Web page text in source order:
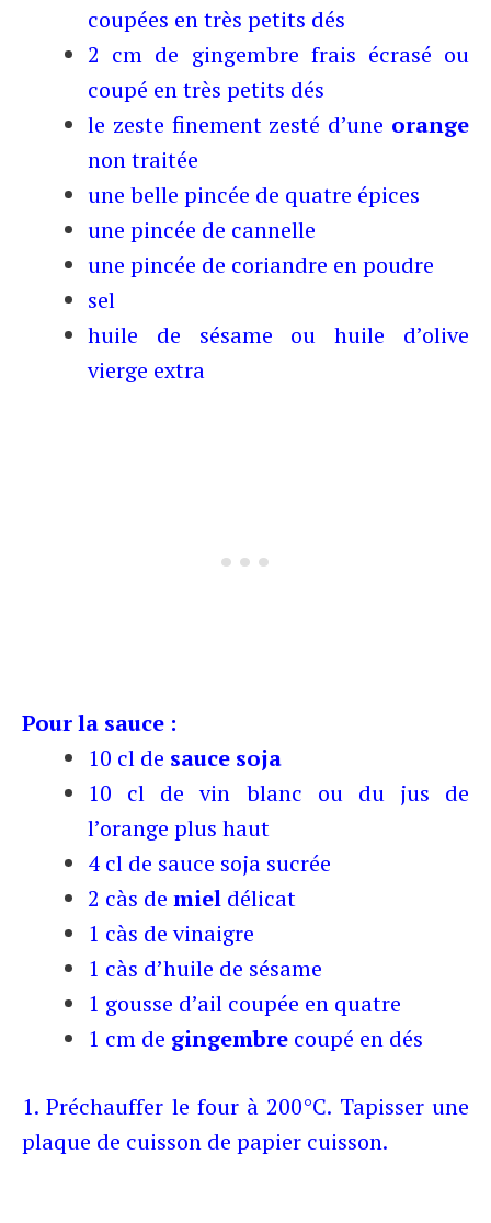
coupées en très petits dés
2 cm de gingembre frais écrasé ou
coupé en très petits dés
le zeste finement zesté d’une orange
non traitée
une belle pincée de quatre épices
une pincée de cannelle
une pincée de coriandre en poudre
sel
huile de sésame ou huile d’olive
vierge extra
Pour la sauce :
10 cl de sauce soja
10 cl de vin blanc ou du jus de
l’orange plus haut
4 cl de sauce soja sucrée
2 càs de miel délicat
1 càs de vinaigre
1 càs d’huile de sésame
1 gousse d’ail coupée en quatre
1 cm de gingembre coupé en dés
1. Préchauffer le four à 200°C. Tapisser une
plaque de cuisson de papier cuisson.